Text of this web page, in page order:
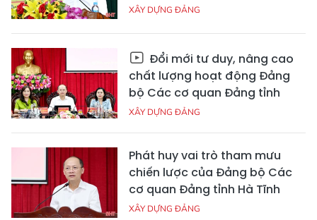
XÂY DỰNG ĐẢNG
Đổi mới tư duy, nâng cao
chất lượng hoạt động Đảng
bộ Các cơ quan Đảng tỉnh
XÂY DỰNG ĐẢNG
Phát huy vai trò tham mưu
chiến lược của Đảng bộ Các
cơ quan Đảng tỉnh Hà Tĩnh
XÂY DỰNG ĐẢNG